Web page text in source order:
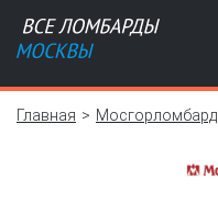
Главная Мосгорломбард